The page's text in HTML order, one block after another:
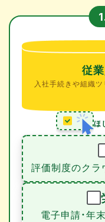
従
入社手続きや組織
ほ
評価制度のク
電子申請・年